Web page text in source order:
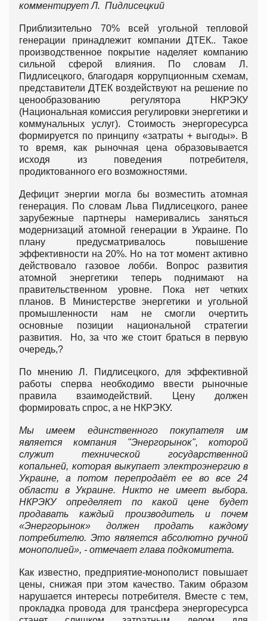
комментирует Л. Пидлисецкий
Приблизительно 70% всей угольной тепловой
генерации принадлежит компании ДТЕК.. Такое
производственное покрытие наделяет компанию
сильной сферой влияния. По словам Л.
Пидлисецкого, благодаря коррупционным схемам,
представители ДТЕК воздействуют на решение по
ценообразованию регулятора НКРЭКУ
(Национальная комиссия регулировки энергетики и
коммунальных услуг). Стоимость энергоресурса
формируется по принципу «затраты + выгоды». В
то время, как рыночная цена образовывается
исходя из поведения потребителя,
продиктованного его возможностями.
Дефицит энергии могла бы возместить атомная
генерация. По словам Льва Пидлисецкого, ранее
зарубежные партнеры намеривались заняться
модернизаций атомной генерации в Украине. По
плану предусматривалось повышение
эффективности на 20%. Но на тот момент активно
действовало газовое лобби. Вопрос развития
атомной энергетики теперь поднимают на
правительственном уровне. Пока нет четких
планов. В Министерстве энергетики и угольной
промышленности нам не смогли очертить
основные позиции национальной стратегии
развития. Но, за что же стоит браться в первую
очередь,?
По мнению Л. Пидлисецкого, для эффективной
работы сперва необходимо ввести рыночные
правила взаимодействий. Цену должен
формировать спрос, а не НКРЭКУ.
Мы имеем единственного покупателя им
является компания "Энергорынок", которой
служит технической государственной
копальней, которая выкупает электроэнергию в
Украине, а потом перепродаёт ее во все 24
области в Украине. Никто не имеет выбора.
НКРЭКУ определяет по какой цене будет
продавать каждый производитель и почем
«Энергорынок» должен продать каждому
потребителю. Это является абсолютно ручной
монополией», - отмечает глава подкомитета.
Как известно, предприятие-монополист повышает
цены, снижая при этом качество. Таким образом
нарушается интересы потребителя. Вместе с тем,
прокладка провода для трансфера энергоресурса